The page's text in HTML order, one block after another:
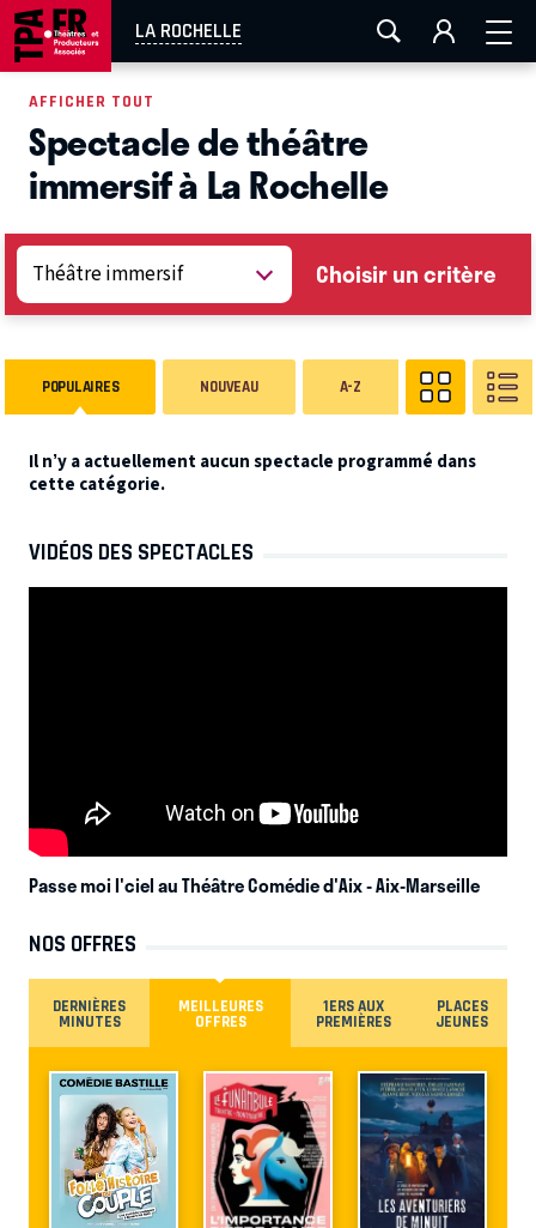
LA ROCHELLE
AIX-MARSEILLE AURAY LA ROCHELLE
EN TOURNÉE
AFFICHER TOUT
Spectacle de théâtre
immersif à La Rochelle
Choisir un critère
POPULAIRES NOUVEAU A-Z
Il n’y a actuellement aucun spectacle programmé dans
cette catégorie.
VIDÉOS DES SPECTACLES
Passe moi l'ciel au Théâtre Comédie d'Aix- Aix-Marseille
NOS OFFRES
DERNIÈRES
MINUTES
MEILLEURES
OFFRES
1ERS AUX
PREMIÈRES
PLACES
JEUNES